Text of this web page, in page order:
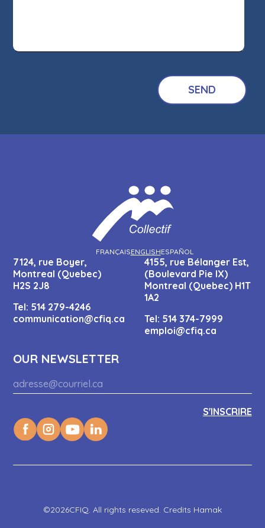
FRANÇAISENGLISHESPAÑOL
7124, rue Boyer,
Montreal (Quebec)
H2S 2J8
Tel: 514 279-4246
communication@cfiq.ca
4155, rue Bélanger Est,
(Boulevard Pie IX)
Montreal (Quebec) H1T
1A2
Tel: 514 374-7999
emploi@cfiq.ca
OUR NEWSLETTER
©2026CFIQ. All rights reseved. Credits Hamak